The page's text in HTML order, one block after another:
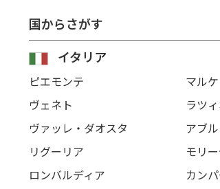
国からさがす
イタリア
ピエモンテ
ヴェネト
ヴァッレ・ダオスタ
リグーリア
ロンバルディア
マルケ
ラツ
アブ
モリ
カン